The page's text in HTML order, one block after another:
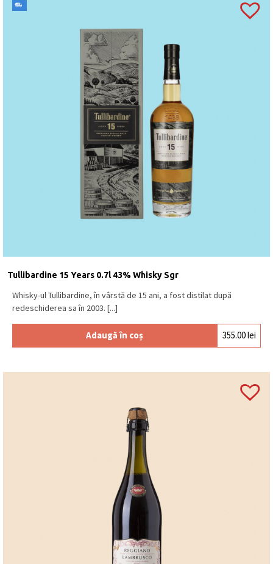
Tullibardine 15 Years 0.7l 43% Whisky Sgr
Whisky-ul Tullibardine, în vârstă de 15 ani, a fost distilat după
redeschiderea sa în 2003. [...]
Adaugă în coș 355.00lei